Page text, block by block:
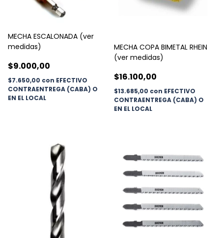
MECHA ESCALONADA (ver
medidas)
$9.000,00
$7.650,00 con EFECTIVO
CONTRAENTREGA (CABA) O
EN EL LOCAL
MECHA COPA BIMETAL RHEIN
(ver medidas)
$16.100,00
$13.685,00 con EFECTIVO
CONTRAENTREGA (CABA) O
EN EL LOCAL